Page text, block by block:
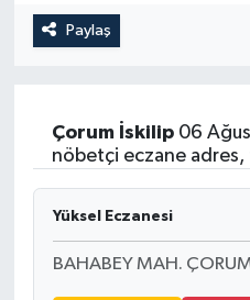
Paylaş
Çorum İskilip06
nöbetçi eczane adres,
Yüksel Eczanesi
BAHABEY MAH.
Eğitim
Genel
Hava Durumu
Haber Arşivi